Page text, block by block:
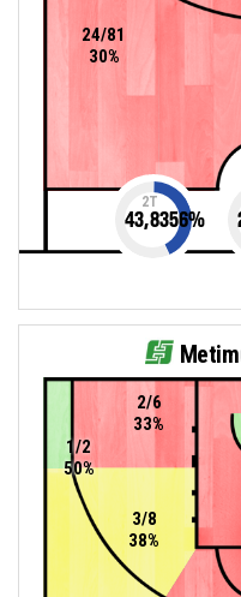
24/81
30%
2T
43,8356%
1/2
50%
2/6
33%
3/8
38%